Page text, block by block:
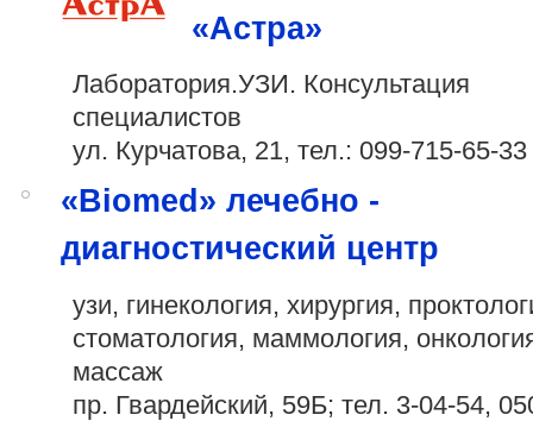
«Астра»
Лаборатория.УЗИ. Консультация
специалистов
ул. Курчатова, 21, тел.: 099-715-65-33
«Biomed» лечебно -
диагностический центр
узи, гинекология, хирургия,
стоматология, маммология,
массаж
пр. Гвардейский, 59Б; тел. 3-04-54,